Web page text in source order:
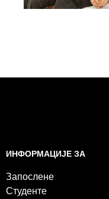
ИНФОРМАЦИЈЕ ЗА
Запослене
Студенте